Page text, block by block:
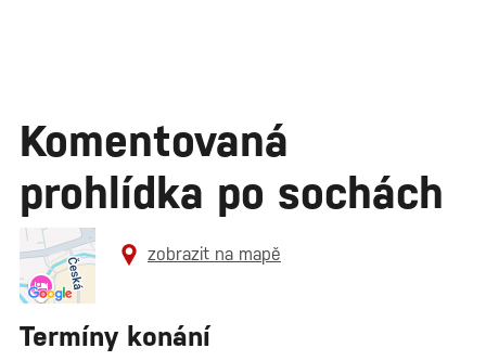
Komentovaná
prohlídka po sochách
zobrazit na mapě
Termíny konání